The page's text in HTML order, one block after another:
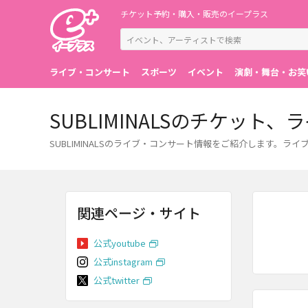
チケット予約・購入・販売のイープラス
ライブ・コンサート スポーツ イベント 演劇・舞台・お笑
SUBLIMINALSのチケット、
SUBLIMINALSのライブ・コンサート情報をご紹介します。ラ
関連ページ・サイト
公式youtube
公式instagram
公式twitter